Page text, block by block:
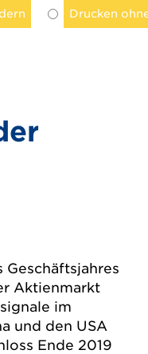
Drucken
Geschäftsjahres
Aktienmarkt
im
und den USA
Ende 2019